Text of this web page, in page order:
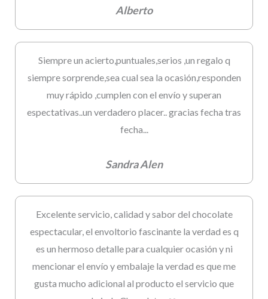
Alberto
Siempre un acierto,puntuales,serios ,un regalo q
siempre sorprende,sea cual sea la ocasión,responden
muy rápido ,cumplen con el envío y superan
espectativas..un verdadero placer.. gracias fecha tras
fecha...
Sandra Alen
Excelente servicio, calidad y sabor del chocolate
espectacular, el envoltorio fascinante la verdad es q
es un hermoso detalle para cualquier ocasión y ni
mencionar el envío y embalaje la verdad es que me
gusta mucho adicional al producto el servicio que